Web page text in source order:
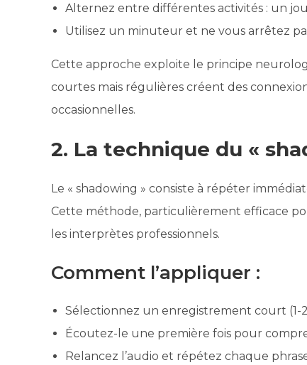
Alternez entre différentes activités : un
Utilisez un minuteur et ne vous arrêtez
Cette approche exploite le principe
courtes mais régulières créent des
occasionnelles.
2. La technique du «
Le « shadowing » consiste à répéter
Cette méthode, particulièrement efficace
les interprètes professionnels.
Comment l’appliquer :
Sélectionnez un enregistrement court (1-
Écoutez-le une première fois pour
Relancez l’audio et répétez chaque